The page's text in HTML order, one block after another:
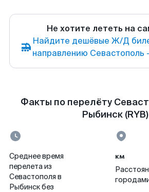
Не хотите лететь на
Найдите дешёвые Ж/Д
направлению Севастополь
Факты по перелёту
Рыбинск (RYB)
Среднее время
перелета из
Севастополя в
Рыбинск без
км